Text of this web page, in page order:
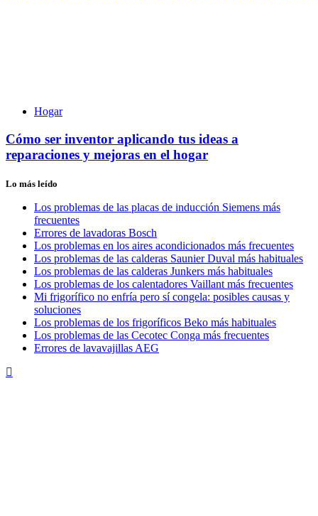
Hogar
Cómo ser inventor aplicando tus ideas a
reparaciones y mejoras en el hogar
Lo más leído
Los problemas de las placas de inducción Siemens más
frecuentes
Errores de lavadoras Bosch
Los problemas en los aires acondicionados más frecuentes
Los problemas de las calderas Saunier Duval más habituales
Los problemas de las calderas Junkers más habituales
Los problemas de los calentadores Vaillant más frecuentes
Mi frigorífico no enfría pero sí congela: posibles causas y
soluciones
Los problemas de los frigoríficos Beko más habituales
Los problemas de las Cecotec Conga más frecuentes
Errores de lavavajillas AEG